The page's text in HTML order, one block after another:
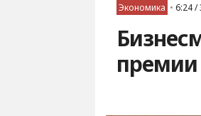
Экономика • 6:24 /
премии